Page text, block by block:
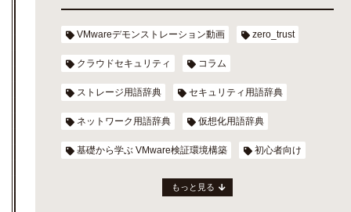
VMwareデモンストレーション動画 zero_trust
クラウドセキュリティ コラム
ストレージ用語辞典 セキュリティ用語辞典
ネットワーク用語辞典 仮想化用語辞典
基礎から学ぶ VMware検証環境構築 初心者向け
もっと見る